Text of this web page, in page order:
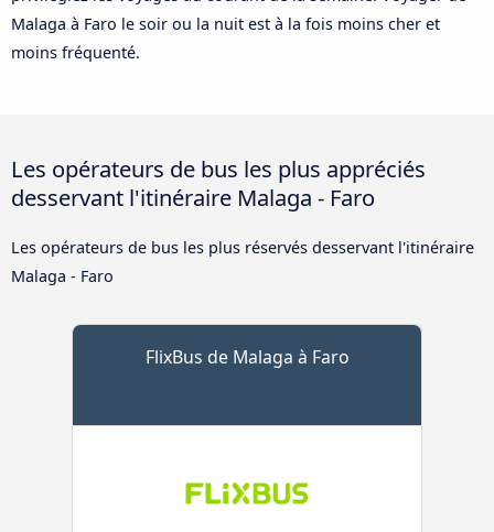
Malaga à Faro le soir ou la nuit est à la fois moins cher et
moins fréquenté.
Les opérateurs de bus les plus appréciés
desservant l'itinéraire Malaga - Faro
Les opérateurs de bus les plus réservés desservant l'itinéraire
Malaga - Faro
FlixBus de Malaga à Faro